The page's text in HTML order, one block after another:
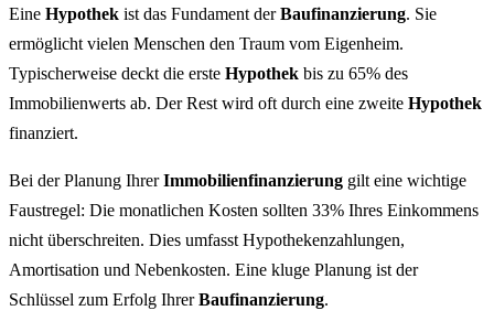
Eine Hypothek ist das Fundament derBaufinanzierung. Sie
ermöglicht vielen Menschen den Traum vom Eigenheim.
Typischerweise deckt die erste Hypothek bis zu 65% des
Immobilienwerts ab. Der Rest wird oft durch eine zweite Hypothek
finanziert.
Bei der Planung IhrerImmobilienfinanzierung gilt eine wichtige
Faustregel: Die monatlichen Kosten sollten 33% Ihres Einkommens
nicht überschreiten. Dies umfasst Hypothekenzahlungen,
Amortisation und Nebenkosten. Eine kluge Planung ist der
Schlüssel zum Erfolg IhrerBaufinanzierung.